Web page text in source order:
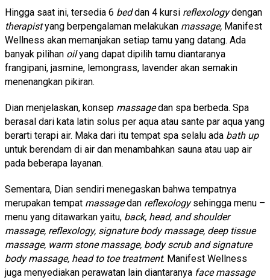
Hingga saat ini, tersedia 6 beddan 4 kursi reflexologydengan
therapistyang berpengalaman melakukan massage, Manifest
Wellness akan memanjakan setiap tamu yang datang. Ada
banyak pilihan oilyang dapat dipilih tamu diantaranya
frangipani, jasmine, lemongrass, lavender akan semakin
menenangkan pikiran.
Dian menjelaskan, konsep massagedan spa berbeda. Spa
berasal dari kata latin solus per aqua atau sante par aqua yang
berarti terapi air. Maka dari itu tempat spa selalu ada bath up
untuk berendam di air dan menambahkan sauna atau uap air
pada beberapa layanan.
Sementara, Dian sendiri menegaskan bahwa tempatnya
merupakan tempat massagedan reflexologysehingga menu –
menu yang ditawarkan yaitu, back, head, and shoulder
massage, reflexology, signature body massage, deep tissue
massage, warm stone massage, body scrub and signature
body massage, head to toe treatment. Manifest Wellness
juga menyediakan perawatan lain diantaranya face massage